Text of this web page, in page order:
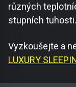
různých
stupních tuhosti.
Vyzkoušejte a
LUXURY